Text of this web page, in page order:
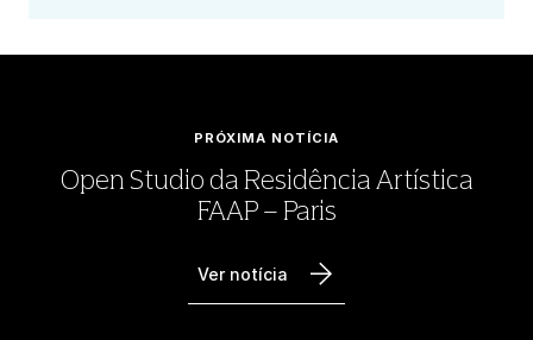
PRÓXIMA NOTÍCIA
Open Studio da Residência Artística
FAAP – Paris
Ver notícia